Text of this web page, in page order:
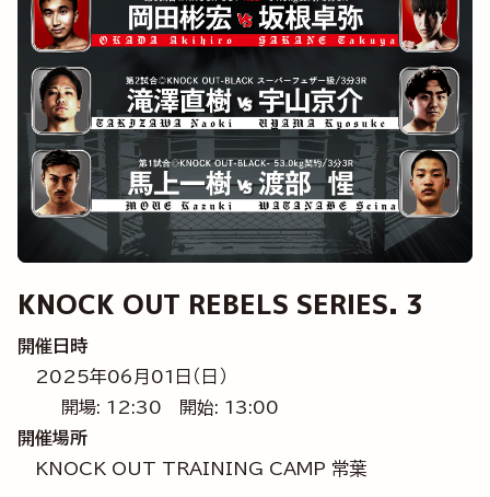
KNOCK OUT REBELS SERIES. 3
開催日時
2025年06月01日（日）
開場: 12:30
開始: 13:00
開催場所
KNOCK OUT TRAINING CAMP 常葉